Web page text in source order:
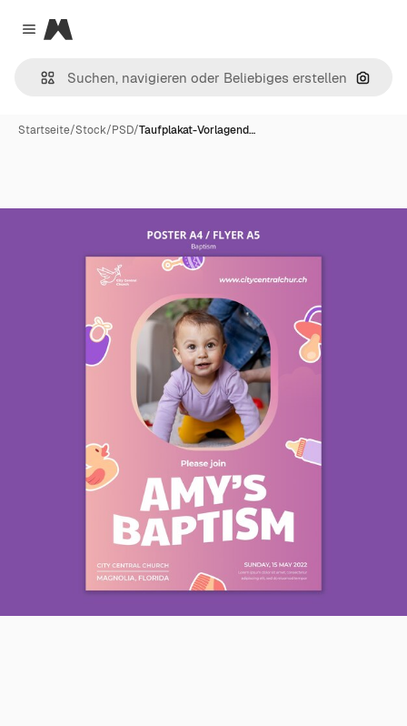
Close menu
Magnific
Nach
Startseite/Stock/PSD/Taufplakat-Vorlagend…